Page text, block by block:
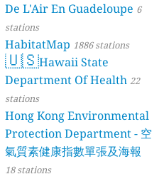
De L'Air En Guadeloupe 6
stations
HabitatMap 1886 stations
🇺🇸Hawaii State
Department Of Health 22
stations
Hong Kong Environmental
Protection Department - 空
氣質素健康指數單張及海報
18 stations